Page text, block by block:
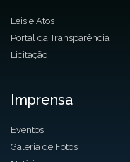
Leis e Atos
Portal da Transparência
Licitação
Imprensa
Eventos
Galeria de Fotos